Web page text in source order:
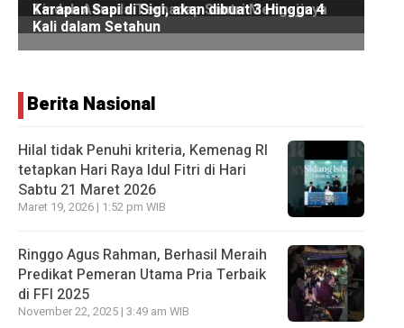
Berita Nasional
Hilal tidak Penuhi kriteria, Kemenag RI
tetapkan Hari Raya Idul Fitri di Hari
Sabtu 21 Maret 2026
Maret 19, 2026 | 1:52 pm WIB
Ringgo Agus Rahman, Berhasil Meraih
Predikat Pemeran Utama Pria Terbaik
di FFI 2025
November 22, 2025 | 3:49 am WIB